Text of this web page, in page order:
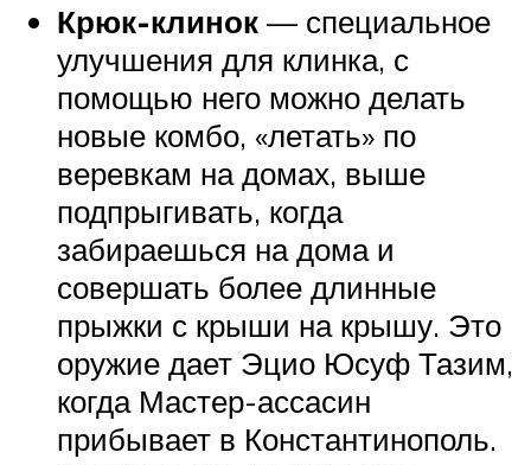
Крюк-клинок — специальное
улучшения для клинка, с
помощью него можно делать
новые комбо, «летать» по
веревкам на домах, выше
подпрыгивать, когда
забираешься на дома и
совершать более длинные
прыжки с крыши на крышу. Это
оружие дает Эцио Юсуф Тазим,
когда Мастер-ассасин
прибывает в Константинополь.